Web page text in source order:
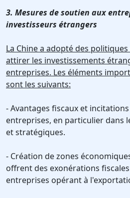
3. Mesures de soutien aux
investisseurs étrangers
La Chine a adopté des
attirer les investissements
entreprises. Les éléments
sont les suivants:
- Avantages fiscaux et
entreprises, en particulier dans
et stratégiques.
- Création de zones
offrent des exonérations
entreprises opérant à